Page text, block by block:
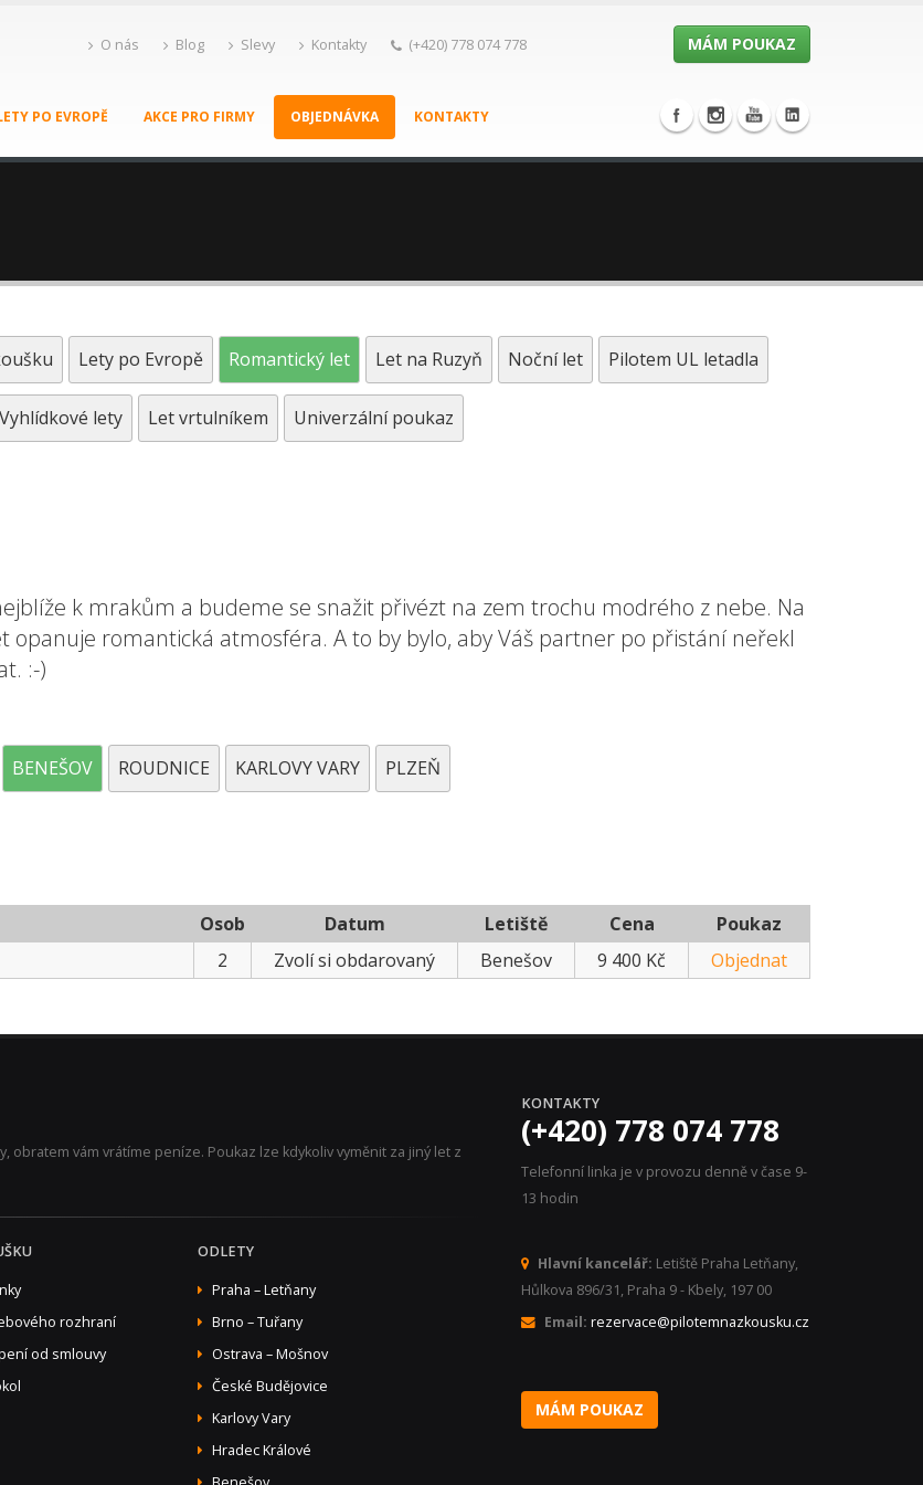
MÁM POUKAZ
O nás Blog Slevy Kontakty (+420) 778 074 778
PO EVROPĚ AKCE PRO FIRMY OBJEDNÁVKA KONTAKTY
Lety po Evropě Romantický let Let na Ruzyň Noční let Pilotem UL letadla
Vyhlídkové lety Let vrtulníkem Univerzální poukaz
k mrakům a budeme se snažit přivézt na zem trochu modrého z nebe. Na
romantická atmosféra. A to by bylo, aby Váš partner po přistání neřekl
:-)
BENEŠOV ROUDNICE KARLOVY VARY PLZEŇ
Osob Datum Letiště Cena
Poukaz
2 Zvolí si obdarovaný Benešov 9 400 Kč Objednat
vám vrátíme peníze. Poukaz lze kdykoliv vyměnit za jiný let z
rozhraní
od smlouvy
ODLETY
Praha – Letňany
Brno – Tuřany
Ostrava – Mošnov
České Budějovice
Karlovy Vary
Hradec Králové
KONTAKTY
(+420) 778 074 778
Telefonní linka je v provozu denně v čase 9-
13 hodin
Hlavní kancelář: Letiště Praha Letňany,
Hůlkova 896/31, Praha 9 - Kbely, 197 00
Email: rezervace@pilotemnazkousku.cz
MÁM POUKAZ